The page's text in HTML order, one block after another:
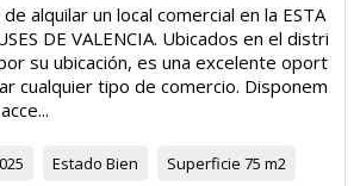
alquilar un local comercial en la ESTA
DE VALENCIA. Ubicados en el distri
su ubicación, es una excelente oport
cualquier tipo de comercio. Disponem
Estado Bien Superficie 75 m2